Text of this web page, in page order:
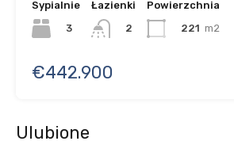
Sypialnie
3
Łazienki
2
Powierzchnia
221 m2
€442.900
Ulubione